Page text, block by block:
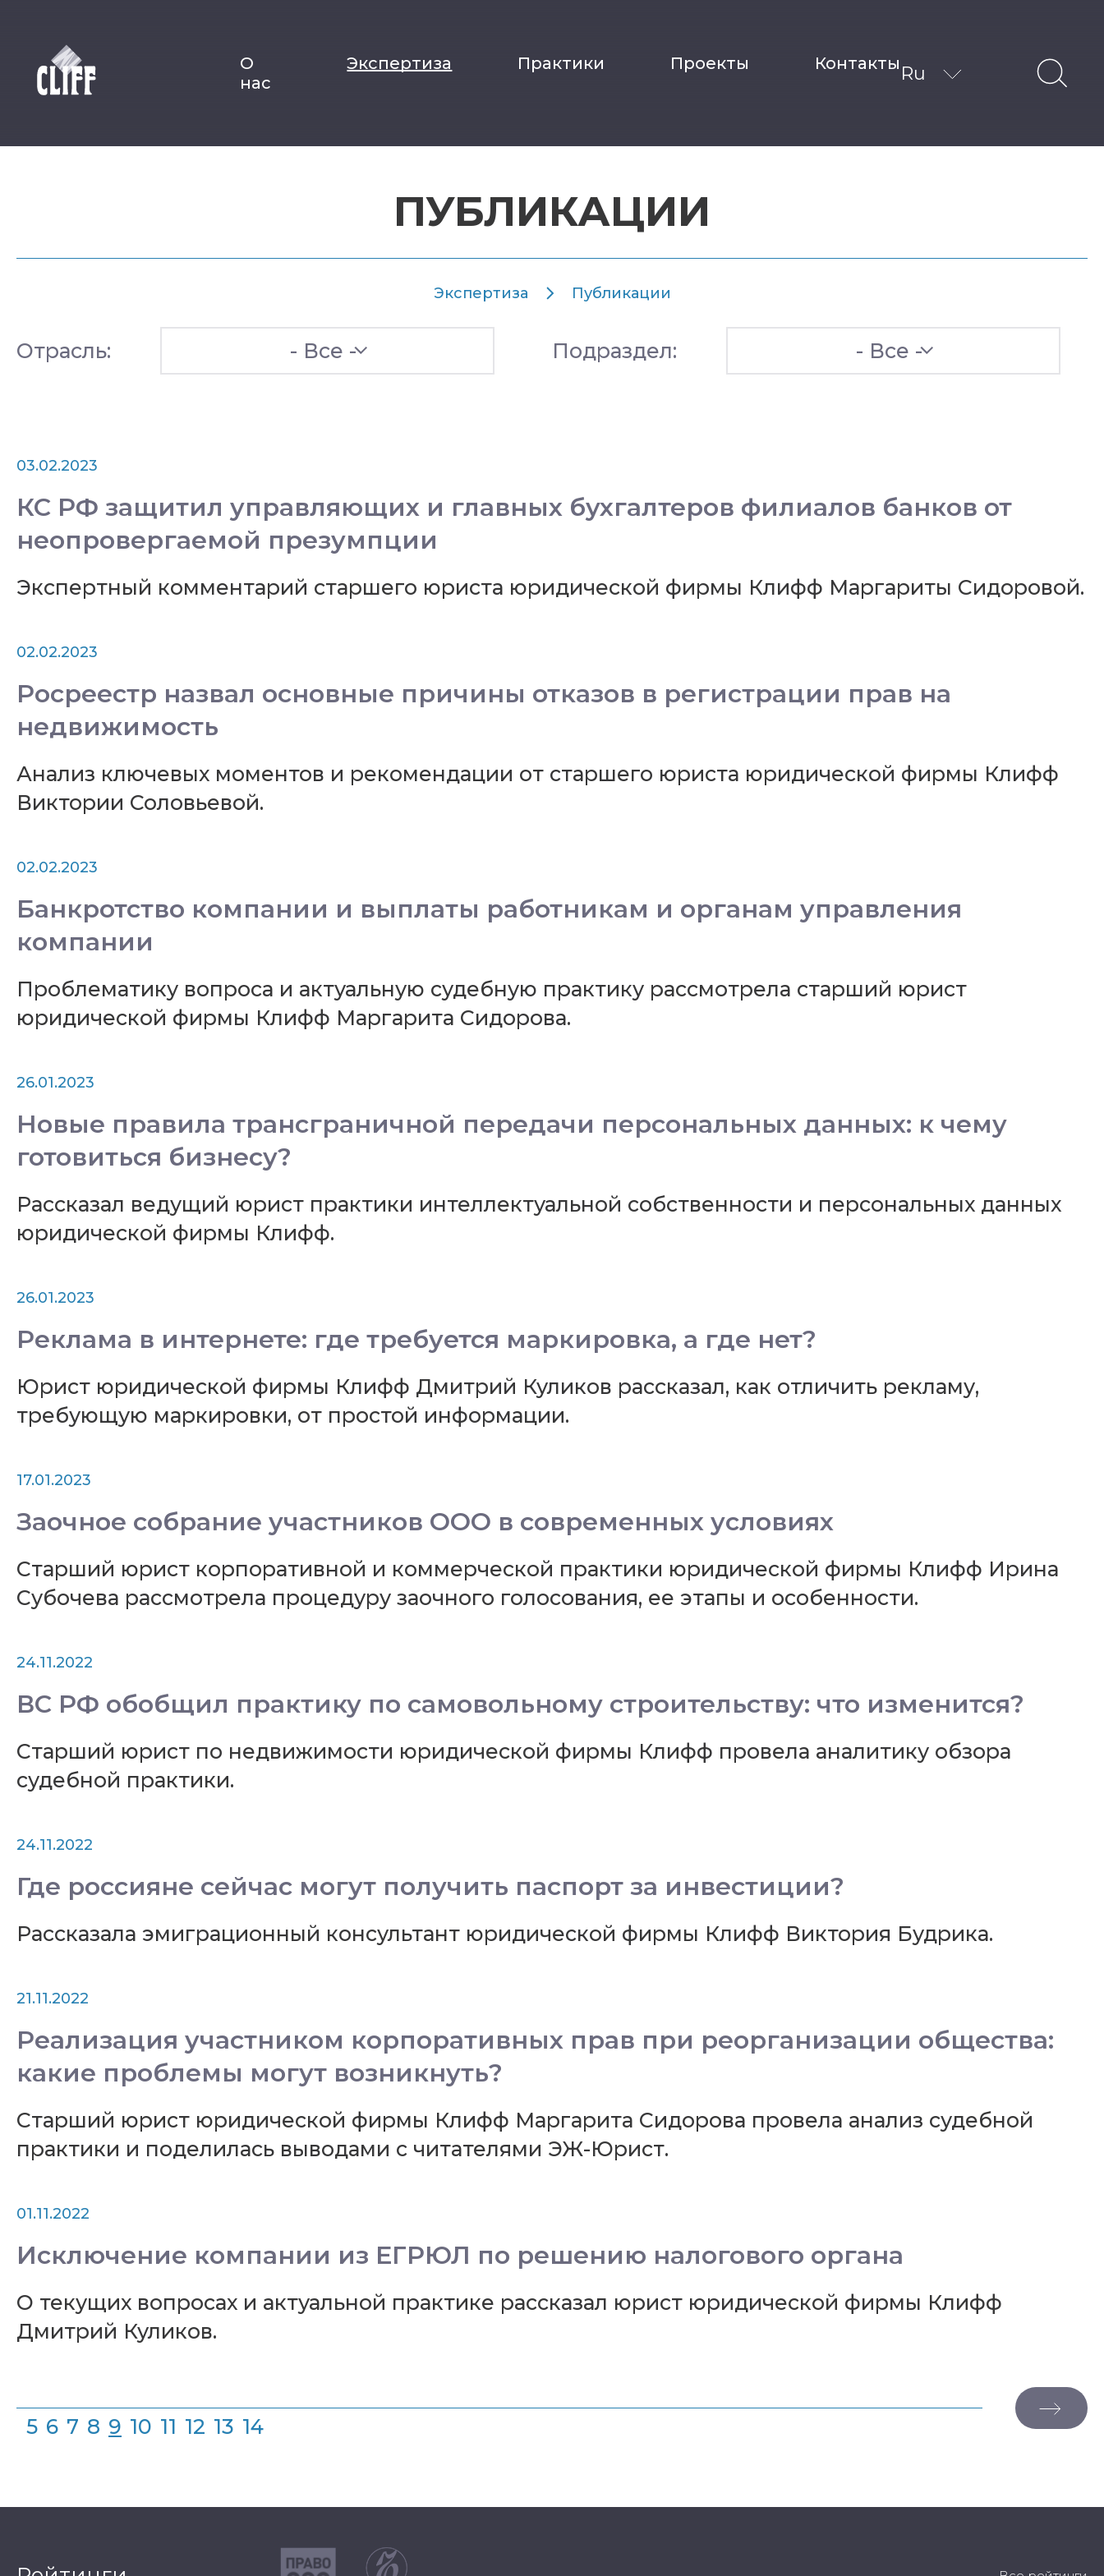
О
нас
Экспертиза Практики Проекты Контакты Ru
ПУБЛИКАЦИИ
Экспертиза Публикации
Отрасль: - Все - Подраздел: - Все -
03.02.2023
КС РФ защитил управляющих и главных бухгалтеров филиалов банков от
неопровергаемой презумпции
Экспертный комментарий старшего юриста юридической фирмы Клифф Маргариты Сидоровой.
02.02.2023
Росреестр назвал основные причины отказов в регистрации прав на
недвижимость
Анализ ключевых моментов и рекомендации от старшего юриста юридической фирмы Клифф
Виктории Соловьевой.
02.02.2023
Банкротство компании и выплаты работникам и органам управления
компании
Проблематику вопроса и актуальную судебную практику рассмотрела старший юрист
юридической фирмы Клифф Маргарита Сидорова.
26.01.2023
Новые правила трансграничной передачи персональных данных: к чему
готовиться бизнесу?
Рассказал ведущий юрист практики интеллектуальной собственности и персональных данных
юридической фирмы Клифф.
26.01.2023
Реклама в интернете: где требуется маркировка, а где нет?
Юрист юридической фирмы Клифф Дмитрий Куликов рассказал, как отличить рекламу,
требующую маркировки, от простой информации.
17.01.2023
Заочное собрание участников ООО в современных условиях
Старший юрист корпоративной и коммерческой практики юридической фирмы Клифф Ирина
Субочева рассмотрела процедуру заочного голосования, ее этапы и особенности.
24.11.2022
ВС РФ обобщил практику по самовольному строительству: что изменится?
Старший юрист по недвижимости юридической фирмы Клифф провела аналитику обзора
судебной практики.
24.11.2022
Где россияне сейчас могут получить паспорт за инвестиции?
Рассказала эмиграционный консультант юридической фирмы Клифф Виктория Будрика.
21.11.2022
Реализация участником корпоративных прав при реорганизации общества:
какие проблемы могут возникнуть?
Старший юрист юридической фирмы Клифф Маргарита Сидорова провела анализ судебной
практики и поделилась выводами с читателями ЭЖ-Юрист.
01.11.2022
Исключение компании из ЕГРЮЛ по решению налогового органа
О текущих вопросах и актуальной практике рассказал юрист юридической фирмы Клифф
Дмитрий Куликов.
5 6 7 8 9 10 11 12 13 14